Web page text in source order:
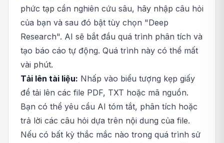
phức tạp cần nghiên cứu sâu, hãy nhập câu hỏi
của bạn và sau đó bật tùy chọn "Deep
Research". AI sẽ bắt đầu quá trình phân tích và
tạo báo cáo tự động. Quá trình này có thể mất
vài phút.
Tải lên tài liệu: Nhấp vào biểu tượng kẹp giấy
để tải lên các file PDF, TXT hoặc mã nguồn.
Bạn có thể yêu cầu AI tóm tắt, phân tích hoặc
trả lời các câu hỏi dựa trên nội dung của file.
Nếu có bất kỳ thắc mắc nào trong quá trình sử